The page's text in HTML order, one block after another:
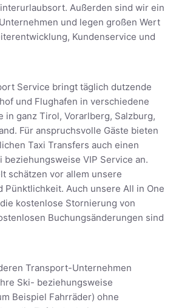
Außerden sind wir ein
und legen großen Wert
Kundenservice und
Service bringt täglich dutzende
und Flughafen in verschiedene
in ganz Tirol, Vorarlberg, Salzburg,
Für anspruchsvolle Gäste bieten
Taxi Transfers auch einen
beziehungsweise VIP Service an.
schätzen vor allem unsere
Pünktlichkeit. Auch unsere All in One
kostenlose Stornierung von
Buchungsänderungen sind
Transport-Unternehmen
Ski- beziehungsweise
Beispiel Fahrräder) ohne